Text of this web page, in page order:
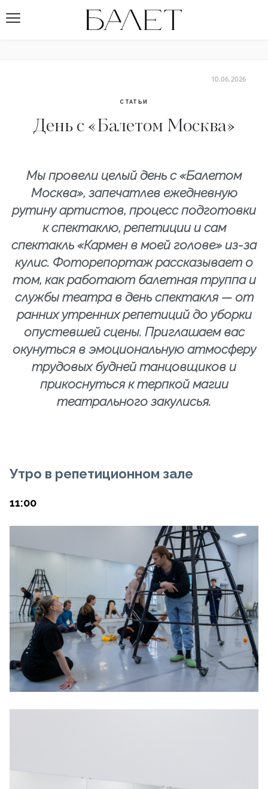
СТАТЬИ
День с «Балетом Москва»
10.06.2026
Мы провели целый день с «Балетом
Москва», запечатлев ежедневную
рутину артистов, процесс подготовки
к спектаклю, репетиции и сам
спектакль «Кармен в моей голове» из-за
кулис. Фоторепортаж рассказывает о
том, как работают балетная труппа и
службы театра в день спектакля — от
ранних утренних репетиций до уборки
опустевшей сцены. Приглашаем вас
окунуться в эмоциональную атмосферу
трудовых будней танцовщиков и
прикоснуться к терпкой магии
театрального закулисья.
Утро в репетиционном зале
11:00